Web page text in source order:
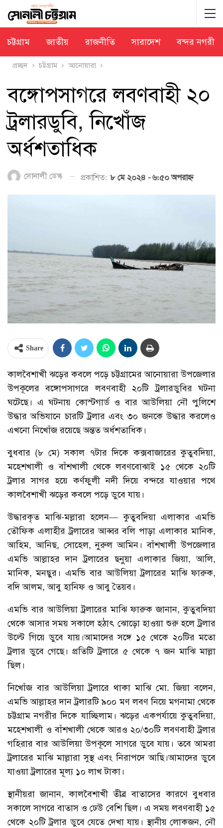
চট্টগ্রাম জাতীয় রাজনীতি সারাদেশ বন্দর নগরী
প্রচ্ছদ চট্টগ্রাম আনোয়ারা
বঙ্গোপসাগরে লবণবাহী ২০
ট্রলারডুবি, নিখোঁজ
অর্ধশতাধিক
সোনালী ডেস্ক প্রকাশিত: ৮ মে ২০২৪ - ৬:৫০ অপরাহ্ণ
Share
কালবৈশাখী ঝড়ের কবলে পড়ে চট্টগ্রামের আনোয়ারা উপজেলার
উপকূলের বঙ্গোপসাগরে লবণবাহী ২০টি ট্রলারডুবির ঘটনা
ঘটেছে। এ ঘটনায় কোস্টগার্ড ও বার আউলিয়া নৌ পুলিশে
উদ্ধার অভিযানে চারটি ট্রলার এবং ৩০ জনকে উদ্ধার করলেও
এখনো নিখোঁজ রয়েছে অন্তত অর্ধশতাধিক।
বুধবার (৮ মে) সকাল ৭টার দিকে কক্সবাজারের কুতুবদিয়া,
মহেশখালী ও বাঁশখালী থেকে লবণবোঝাই ১৫ থেকে ২০টি
ট্রলার সাগর হয়ে কর্ণফুলী নদী দিয়ে বন্দরে যাওয়ার পথে
কালবৈশাখী ঝড়ের কবলে পড়ে ডুবে যায়।
উদ্ধারকৃত মাঝি-মল্লারা হলেন— কুতুবদিয়া এলাকার এমভি
তৌফিক এলাহীর ট্রলারের আব্বর বলি পাড়া এলাকার মানিক,
আহিম, আনিছ, সোহেল, নুরুল আমিন। বাঁশখালী উপজেলার
এমভি আল্লাহর দান ট্রলারের ছনুয়া এলাকার জিয়া, আলি,
মানিক, মনছুর। এমভি বার আউলিয়া ট্রলারের মাঝি ফারুক,
বদি আলম, আবু হানিফ ও আবু তৈয়ব।
এমভি বার আউলিয়া ট্রলারের মাঝি ফারুক জানান, কুতুবদিয়া
থেকে আসার সময় সকালে হঠাৎ ঝোড়ো হাওয়া শুরু হলে ট্রলার
উল্টে গিয়ে ডুবে যায়।আমাদের সঙ্গে ১৫ থেকে ২০টির মতো
ট্রলার ডুবে গেছে। প্রতিটি ট্রলারে ৫ থেকে ৭ জন মাঝি মাল্লা
ছিল।
নিখোঁজ বার আউলিয়া ট্রলারে থাকা মাঝি মো. জিয়া বলেন,
এমভি আল্লাহর দান ট্রলারটি ৯০০ মণ লবণ নিয়ে মগনামা থেকে
চট্টগ্রাম নগরীর দিকে যাচ্ছিলাম। ঝড়ের একপর্যায়ে কুতুবদিয়া,
মহেশখালী ও বাঁশখালী থেকে আরও ২০/৩০টি লবণবাহী ট্রলার
গহিরার বার আউলিয়া উপকূলে সাগরে ডুবে যায়। তবে আমরা
ট্রলারের মাঝি মাল্লারা সুস্থ এবং নিরাপদে আছি।আমাদের ডুবে
যাওয়া ট্রলারের মূল্য ১০ লাখ টাকা।
স্থানীয়রা জানান, কালবৈশাখী তীব্র বাতাসের কারণে বুধবার
সকালে সাগরে বাতাস ও ঢেউ বেশি ছিল। এ সময় লবণবাহী ১৫
থেকে ২০টি ট্রলার ডুবে যেতে দেখা যায়। স্থানীয় লোকজন, নৌ